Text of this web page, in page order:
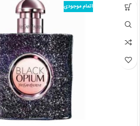
اتمام موجودی